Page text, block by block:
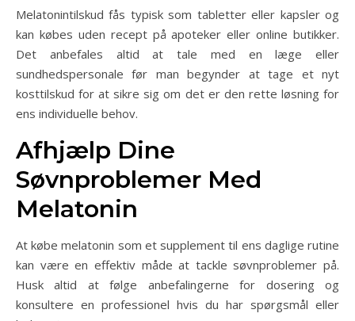
Melatonintilskud fås typisk som tabletter eller kapsler og
kan købes uden recept på apoteker eller online butikker.
Det anbefales altid at tale med en læge eller
sundhedspersonale før man begynder at tage et nyt
kosttilskud for at sikre sig om det er den rette løsning for
ens individuelle behov.
Afhjælp Dine
Søvnproblemer Med
Melatonin
At købe melatonin som et supplement til ens daglige rutine
kan være en effektiv måde at tackle søvnproblemer på.
Husk altid at følge anbefalingerne for dosering og
konsultere en professionel hvis du har spørgsmål eller